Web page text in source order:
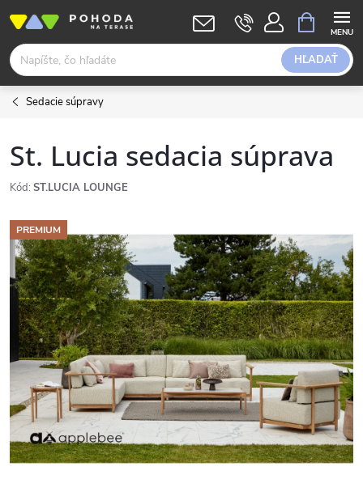
obsah
HĽADAŤ
KOŠÍK
Sedacie súpravy
St. Lucia sedacia súprava
Kód: ST.LUCIA LOUNGE
PREMIUM